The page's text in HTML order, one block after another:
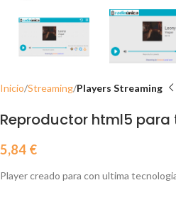
Inicio Streaming Players Streaming
Reproductor html5
5,84 €
Player creado para con ultima